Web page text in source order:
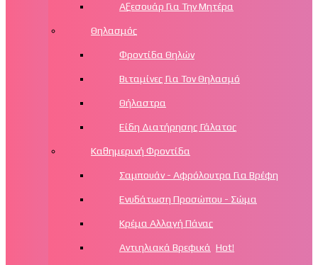
Αξεσουάρ Για Την Μητέρα
Θηλασμός
Φροντίδα Θηλών
Βιταμίνες Για Τον Θηλασμό
Θήλαστρα
Είδη Διατήρησης Γάλατος
Καθημερινή Φροντίδα
Σαμπουάν - Αφρόλουτρα Για Βρέφη
Ενυδάτωση Προσώπου - Σώμα
Κρέμα Αλλαγή Πάνας
Αντιηλιακά Βρεφικά Hot!